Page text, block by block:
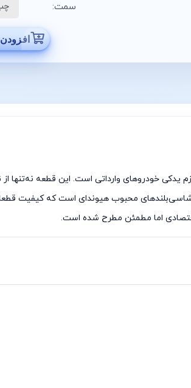
سمت:
در بازار لوازم یدکی خودروهای وارداتی است. این
محبوب هیوندای است که کیفیت
اما مطمئن مطرح شده است.